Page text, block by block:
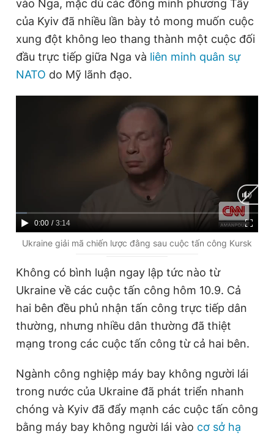
vào Nga, mặc dù các đồng minh phương Tây
của Kyiv đã nhiều lần bày tỏ mong muốn cuộc
xung đột không leo thang thành một cuộc đối
đầu trực tiếp giữa Nga và liên minh quân sự
NATO do Mỹ lãnh đạo.
C
u
r
e
n
i
m
e
0:00 / D
u
a
o
3:14
Ukraine giải mã chiến lược đằng sau cuộc tấn công Kursk
Không có bình luận ngay lập tức nào từ
Ukraine về các cuộc tấn công hôm 10.9. Cả
hai bên đều phủ nhận tấn công trực tiếp dân
thường, nhưng nhiều dân thường đã thiệt
mạng trong các cuộc tấn công từ cả hai bên.
Ngành công nghiệp máy bay không người lái
trong nước của Ukraine đã phát triển nhanh
chóng và Kyiv đã đẩy mạnh các cuộc tấn công
bằng máy bay không người lái vào cơ sở hạ